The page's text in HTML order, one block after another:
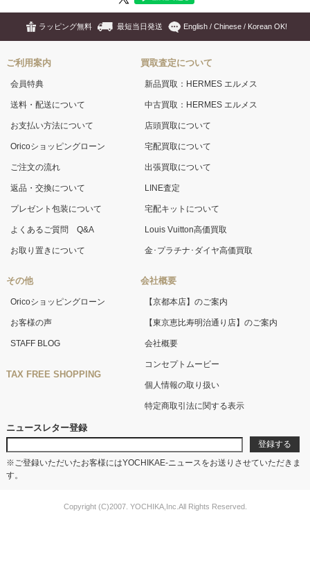
ラッピング無料 最短当日発送 English / Chinese / Korean OK!
ご利用案内
会員特典
送料・配送について
お支払い方法について
Oricoショッピングローン
ご注文の流れ
返品・交換について
プレゼント包装について
よくあるご質問 Q&A
お取り置きについて
その他
Oricoショッピングローン
お客様の声
STAFF BLOG
TAX FREE SHOPPING
買取査定について
新品買取：HERMES エルメス
中古買取：HERMES エルメス
店頭買取について
宅配買取について
出張買取について
LINE査定
宅配キットについて
Louis Vuitton高価買取
金･プラチナ･ダイヤ高価買取
会社概要
【京都本店】のご案内
【東京恵比寿明治通り店】のご案内
会社概要
コンセプトムービー
個人情報の取り扱い
特定商取引法に関する表示
ニュースレター登録
※ご登録いただいたお客様にはYOCHIKAE-ニュースをお送りさせていただきま
す。
Copyright (C)2007. YOCHIKA,Inc.All Rights Reserved.